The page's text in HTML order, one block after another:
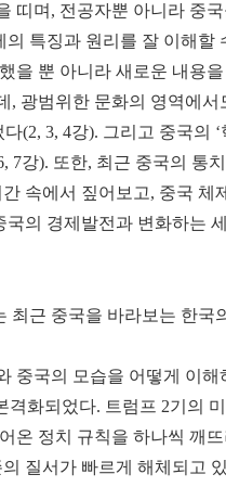
띠며, 전공자뿐 아니라 중
특징과 원리를 잘 이해
을 뿐 아니라 새로운 내용
광범위한 문화의 영역에
(2, 3, 4강). 그리고 중국의
7강). 또한, 최근 중국의
속에서 짚어보고, 중국
의 경제발전과 변화하는
근 중국을 바라보는 한
중국의 모습을 어떻게 이
화되었다. 트럼프 2기의
온 정치 규칙을 하나씩 깨
질서가 빠르게 해체되고